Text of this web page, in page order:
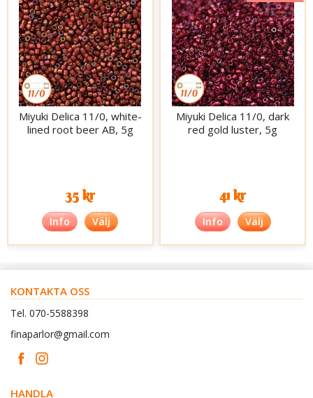
Miyuki Delica 11/0, white-
lined root beer AB, 5g
35 kr
Info Välj
Miyuki Delica 11/0, dark
red gold luster, 5g
41 kr
Info Välj
KONTAKTA OSS
Tel. 070-5588398
finaparlor@gmail.com
HANDLA